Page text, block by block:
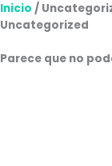
Inicio /
Uncategorized
Parece que no